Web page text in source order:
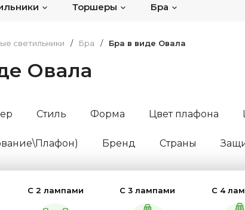
Торшеры Бра
светильники / Бра / Бра в виде Овала
Овала
Стиль Форма Цвет плафона
Бренд Страны
С 2 лампами С 3 лампами С 4